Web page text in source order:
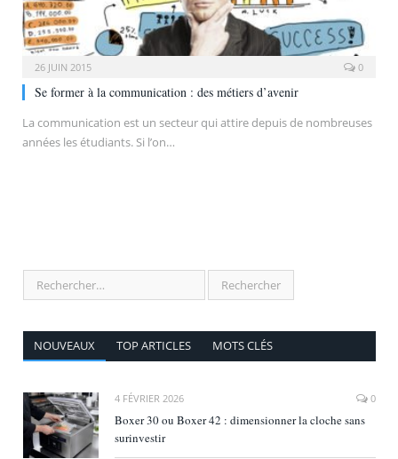
26 JUIN 2015 0
Se former à la communication : des métiers d’avenir
La communication est un secteur qui attire depuis de nombreuses
années les étudiants. Si l’on…
NOUVEAUX TOP ARTICLES MOTS CLÉS
4 FÉVRIER 2026 0
Boxer 30 ou Boxer 42 : dimensionner la cloche sans
surinvestir